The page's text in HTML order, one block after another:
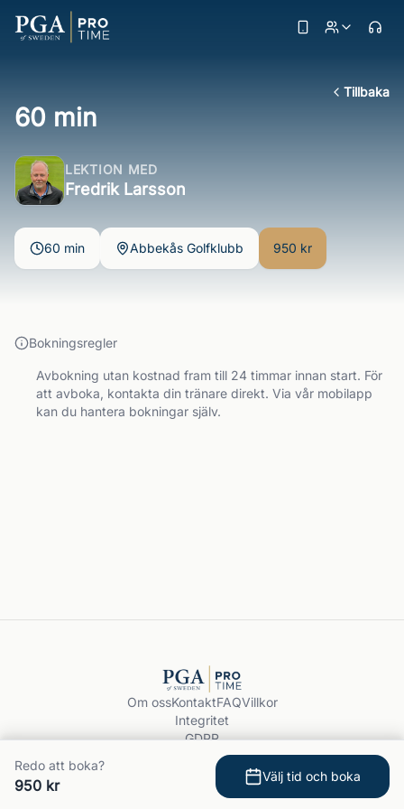
Tillbaka
60 min
LEKTION MED
Fredrik Larsson
60 min Abbekås Golfklubb 950 kr
Bokningsregler
Avbokning utan kostnad fram till 24 timmar innan start. För
att avboka, kontakta din tränare direkt. Via vår mobilapp
kan du hantera bokningar själv.
Redo att boka?
950 kr
Välj tid och boka
Om ossKontaktFAQVillkor
Integritet
GDPR
Boka träning
© 2026 PGA ProTime.